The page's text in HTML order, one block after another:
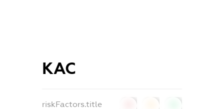
КАС
riskFactors.title